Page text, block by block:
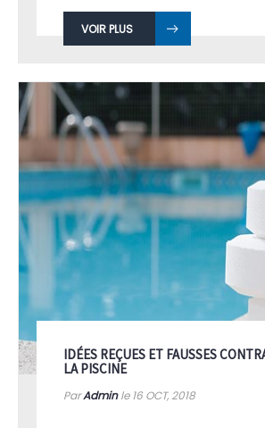
VOIR PLUS
IDÉES REÇUES ET FAUSSES
LA PISCINE
ParAdminle 16 OCT, 2018